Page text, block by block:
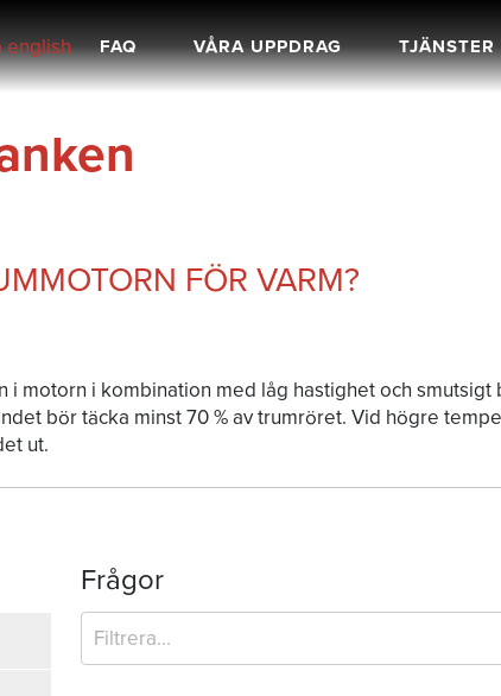
FAQ VÅRA UPPDRAG TJÄNSTER
FÖR VARM?
i motorn i kombination med låg hastighet och smutsigt
bör täcka minst 70 % av trumröret. Vid högre
ut.
Frågor